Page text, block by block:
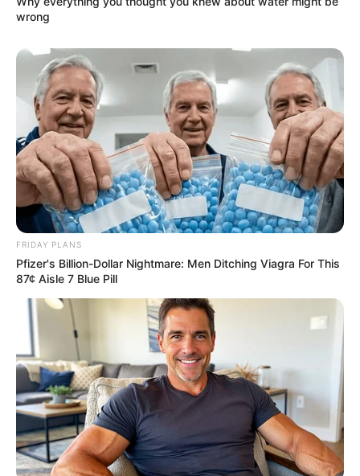
ΤΑΥΤΟΤΗΤΑ ΚΑΙ ΕΠΙΚΟΙΝΩΝΙΑ
© 2025 EVIANEWS του Γιώργου Κουτσελίνη
wrong
FRIDAY PLANS
Pfizer's Billion-Dollar Nightmare: Men Ditching Viagra For This
87¢ Aisle 7 Blue Pill